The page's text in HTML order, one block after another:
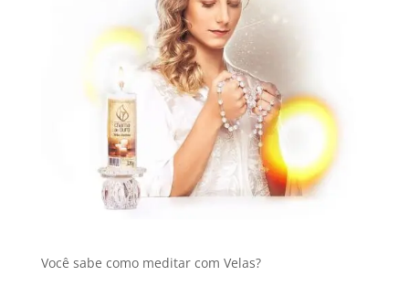
Você sabe como meditar com Velas?